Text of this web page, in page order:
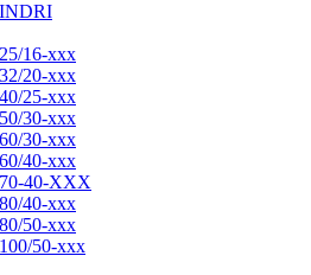
16-xxx
20-xxx
25-xxx
30-xxx
30-xxx
40-xxx
40-XXX
40-xxx
50-xxx
50-xxx